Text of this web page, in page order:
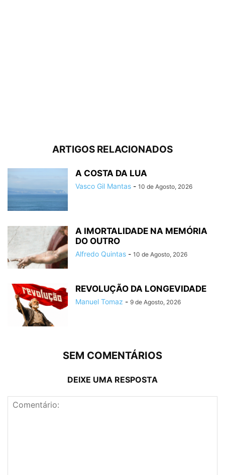
ARTIGOS RELACIONADOS
A COSTA DA LUA
Vasco Gil Mantas - 10 de Agosto, 2026
A IMORTALIDADE NA MEMÓRIA
DO OUTRO
Alfredo Quintas - 10 de Agosto, 2026
REVOLUÇÃO DA LONGEVIDADE
Manuel Tomaz - 9 de Agosto, 2026
SEM COMENTÁRIOS
DEIXE UMA RESPOSTA